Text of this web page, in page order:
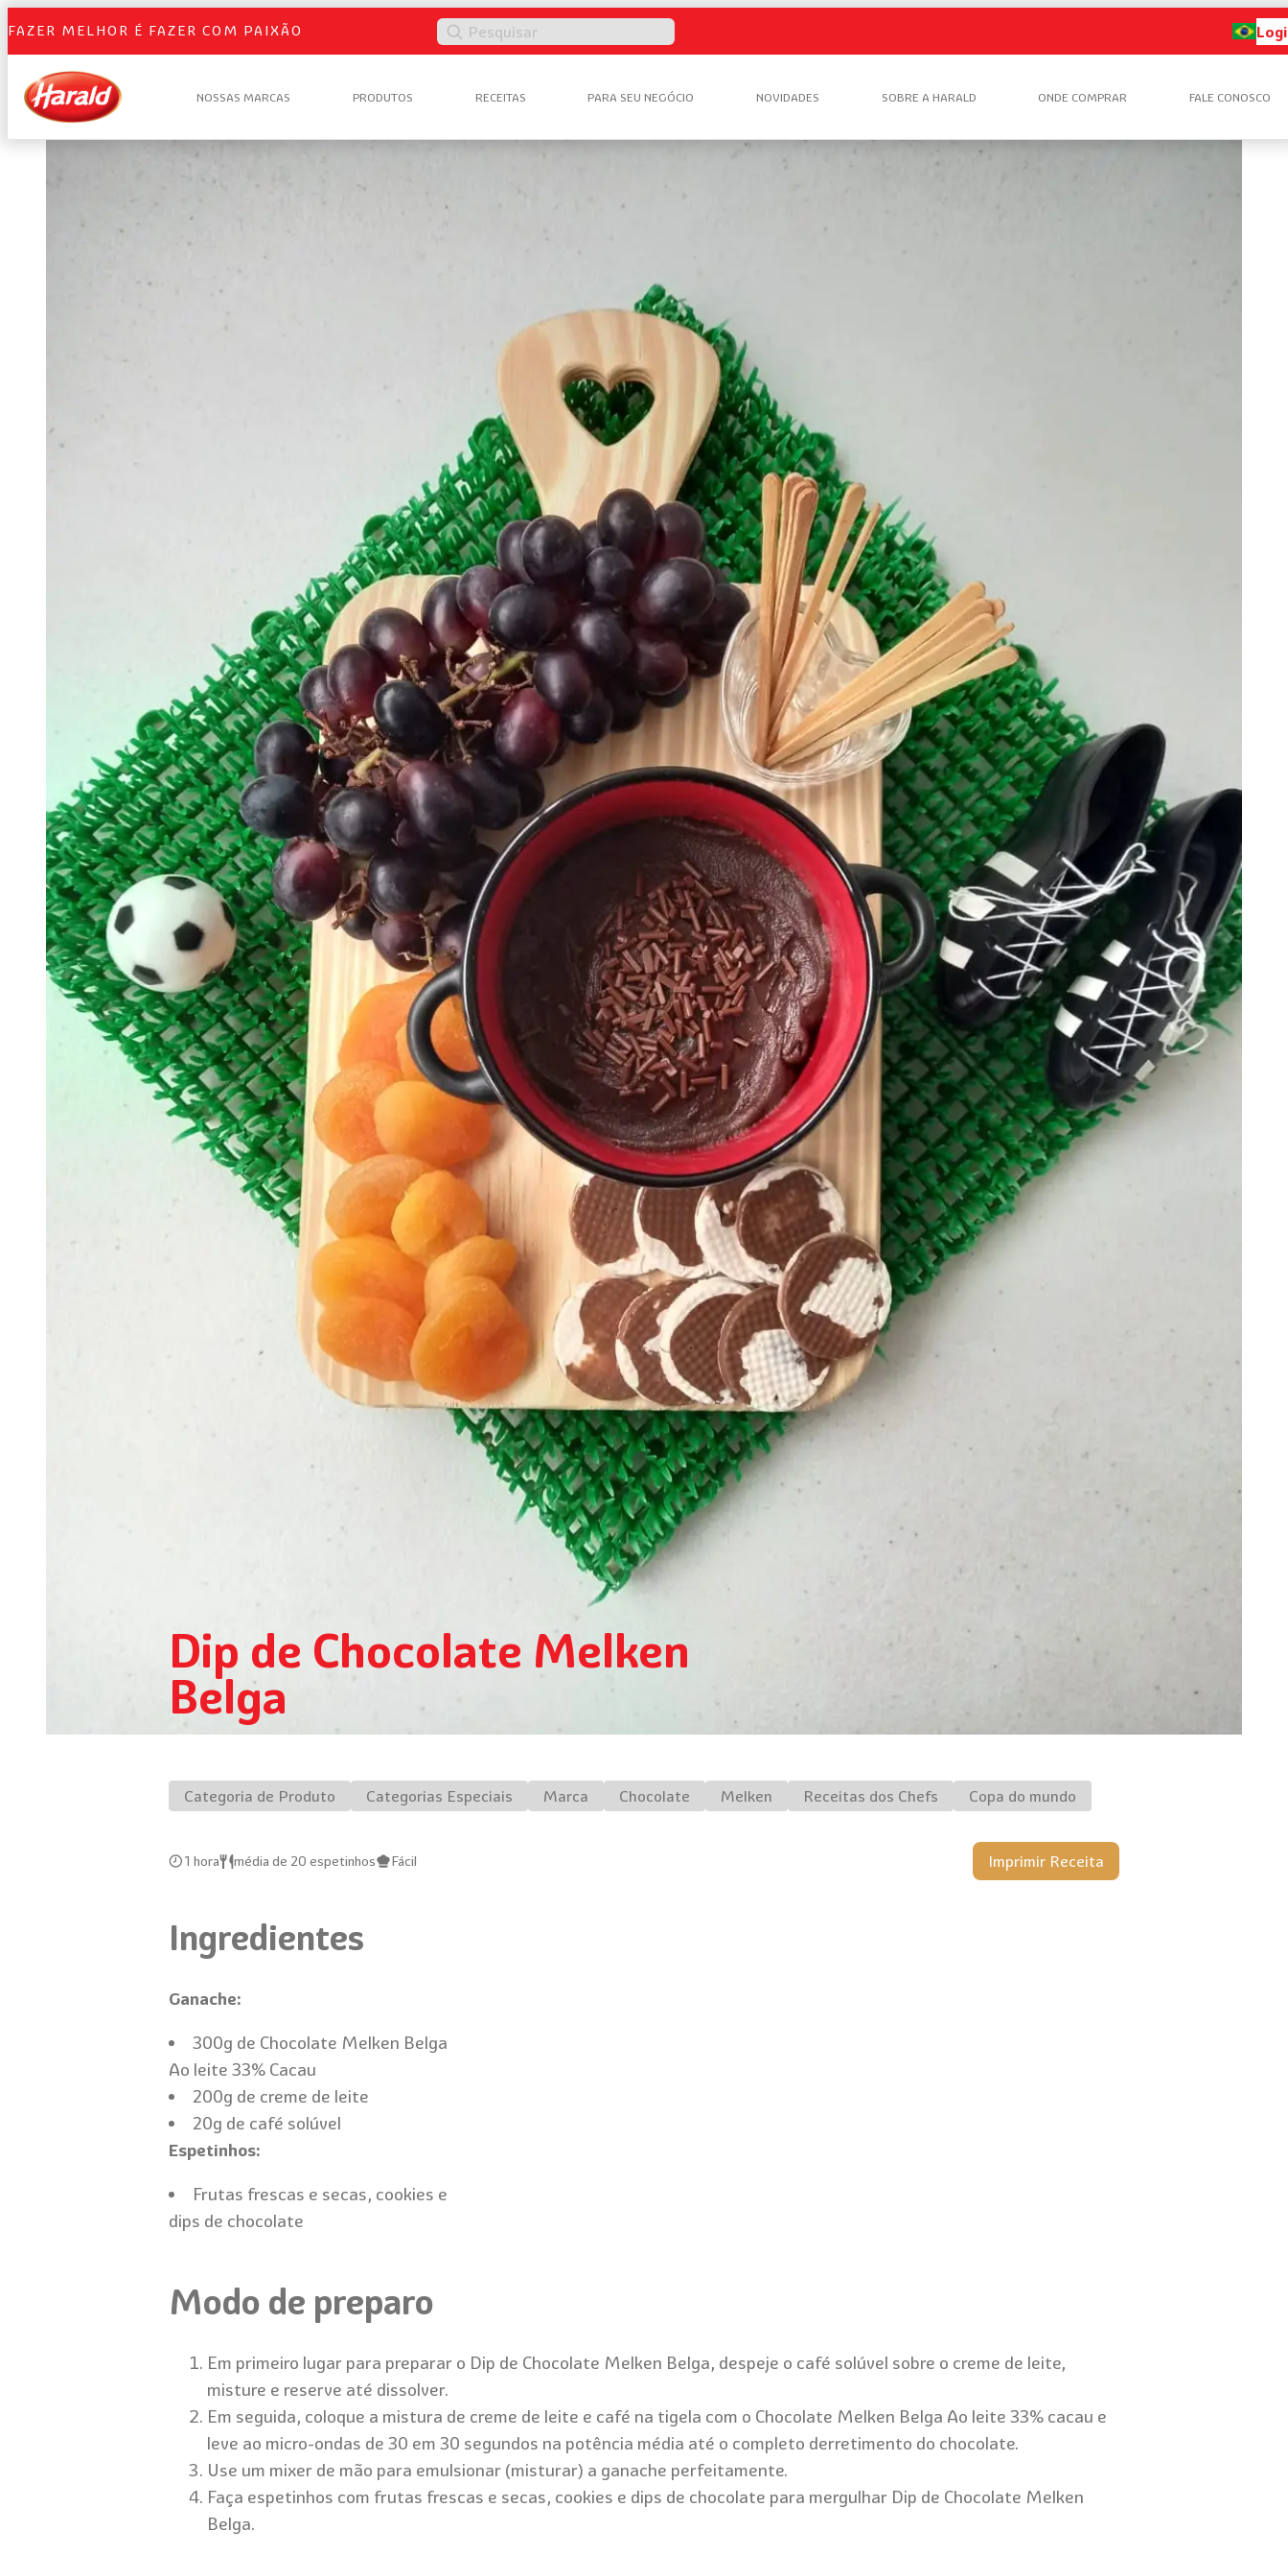
FAZER MELHOR É FAZER COM PAIXÃO Pesquisar
NOSSAS MARCAS PRODUTOS RECEITAS PARA SEU NEGÓCIO NOVIDADES SOBRE A HARALD ONDE COMPRAR FALE CONOSCO
Dip de Chocolate Melken
Belga
Categoria de Produto Categorias Especiais Marca Chocolate Melken Receitas dos Chefs Copa do mundo
1 hora média de 20 espetinhos Fácil Imprimir Receita
Ingredientes
Ganache:
300g de Chocolate Melken Belga
Ao leite 33% Cacau
200g de creme de leite
20g de café solúvel
Espetinhos:
Frutas frescas e secas, cookies e
dips de chocolate
Modo de preparo
Em primeiro lugar para preparar o Dip de Chocolate Melken Belga, despeje o café solúvel sobre o creme de leite,
misture e reserve até dissolver.
Em seguida, coloque a mistura de creme de leite e café na tigela com o Chocolate Melken Belga Ao leite 33% cacau e
leve ao micro-ondas de 30 em 30 segundos na potência média até o completo derretimento do chocolate.
Use um mixer de mão para emulsionar (misturar) a ganache perfeitamente.
Faça espetinhos com frutas frescas e secas, cookies e dips de chocolate para mergulhar Dip de Chocolate Melken
Belga.